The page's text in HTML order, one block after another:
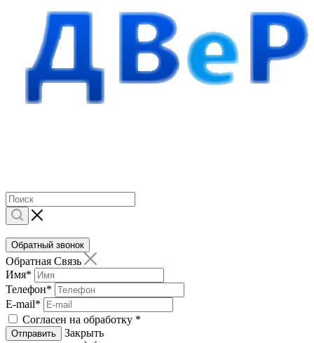
Обратный звонок
Обратная Связь
Имя*
Телефон*
E-mail*
Согласен на обработку *
Отправить
Закрыть